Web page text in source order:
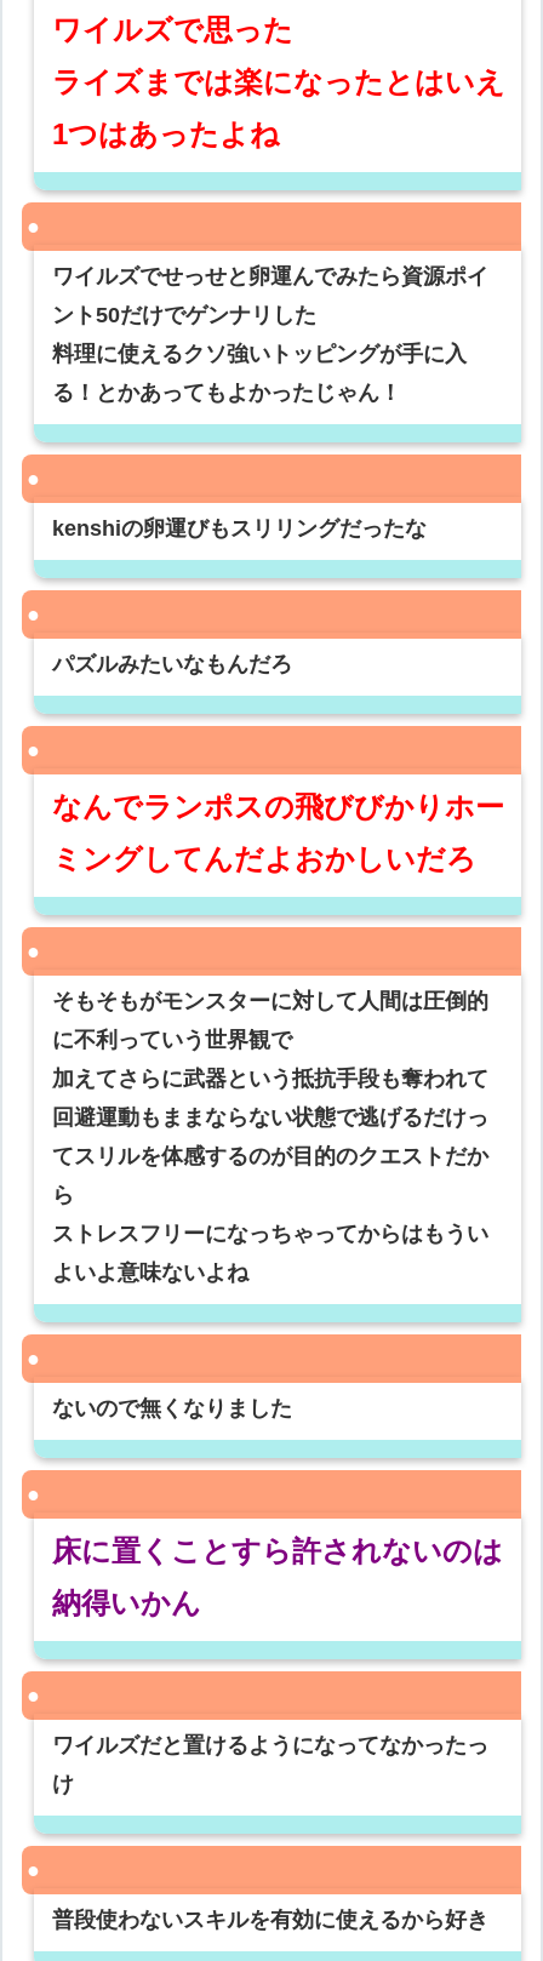
ワイルズで思った
ライズまでは楽になったとはいえ
1つはあったよね
ワイルズでせっせと卵運んでみたら資源ポイ
ント50だけでゲンナリした
料理に使えるクソ強いトッピングが手に入
る！とかあってもよかったじゃん！
kenshiの卵運びもスリリングだったな
パズルみたいなもんだろ
なんでランポスの飛びびかりホー
ミングしてんだよおかしいだろ
そもそもがモンスターに対して人間は圧倒的
に不利っていう世界観で
加えてさらに武器という抵抗手段も奪われて
回避運動もままならない状態で逃げるだけっ
てスリルを体感するのが目的のクエストだか
ら
ストレスフリーになっちゃってからはもうい
よいよ意味ないよね
ないので無くなりました
床に置くことすら許されないのは
納得いかん
ワイルズだと置けるようになってなかったっ
け
普段使わないスキルを有効に使えるから好き